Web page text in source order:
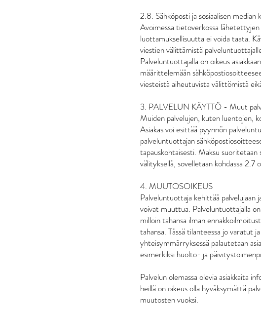
2.8. Sähköposti ja sosiaalisen median
Avoimessa tietoverkossa
luottamuksellisuutta ei voida taata.
viestien välittämistä
Palveluntuottajalla on oikeus
määrittelemään
viesteistä aiheutuvista välittömistä
3. PALVELUN KÄYTTÖ - Muut
Muiden palvelujen, kuten luentojen,
Asiakas voi esittää pyynnön
palveluntuottajan
tapauskohtaisesti. Maksu
välityksellä, sovelletaan kohdassa
4. MUUTOSOIKEUS
Palveluntuottaja kehittää palvelujaan
voivat muuttua. Palveluntuottajalla
milloin tahansa ilman
tahansa. Tässä tilanteessa jo varatut
yhteisymmärryksessä palautetaan
esimerkiksi huolto- ja
Palvelun olemassa olevia asiakkaita
heillä on oikeus olla hyväksymättä
muutosten vuoksi.